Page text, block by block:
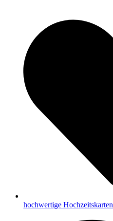
hochwertige Hochzeitskarten